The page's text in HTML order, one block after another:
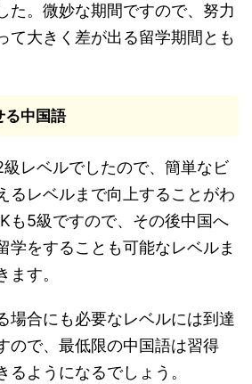
た。微妙な期間ですので、努力
て大きく差が出る留学期間とも
る中国語
レベルでしたので、簡単なビ
るレベルまで向上することがわ
も5級ですので、その後中国へ
学をすることも可能なレベルま
す。
場合にも必要なレベルには到達
ので、最低限の中国語は習得
るようになるでしょう。